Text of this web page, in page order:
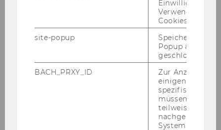
der Vor­stands­as­sis­tenz Teil­zeit tätig.
Vol­un­tee­ring@WU: Du bist neben Ar­beit und
Stu­di­um auch Lern­bud­dy bei Vol­un­tee­
ring@WU. Wie bist du zum Lernbuddy-​
Programm ge­kom­men?
Ich habe be­reits vor ei­ni­gen Jah­ren nach
ge­eig­ne­ten Mög­lich­keit ge­sucht, um mich eh­
ren­amt­lich en­ga­gie­ren zu kön­nen. Lei­der bin
lange nicht fün­dig ge­wor­den, da nur we­ni­ge
Einwilligung zur
Verwendung von
Cookies.
site-popup
Speichert ob ein
Popup
geschlossen
BACH_PRXY_ID
Zur Anzeige von
einigen WU-
spezifischen
müssen
teilweise von
nachgelagerten
System